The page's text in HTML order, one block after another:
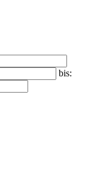
bis: